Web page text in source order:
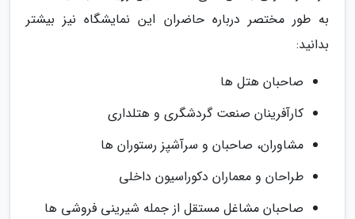
به طور مختصر درباره حاضران این نمایشگاه نیز بیشتر
بدانید:
صاحبان هتل ها
کارآفرینان صنعت گردشگری و هتلداری
مشاوران، صاحبان و سرآشپز رستوران ها
طراحان و معماران دکوراسیون داخلی
صاحبان مشاغل مستقل از جمله شیرینی فروشی ها